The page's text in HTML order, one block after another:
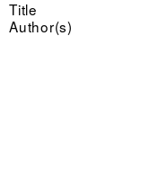
Title
Author(s)